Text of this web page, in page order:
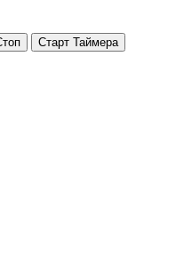
Старт Таймера